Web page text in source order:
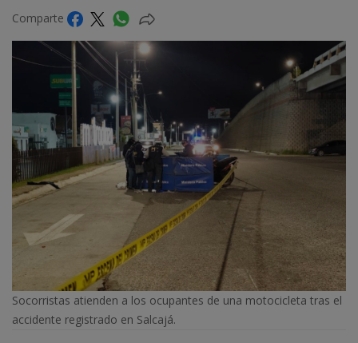
Comparte
Socorristas atienden a los ocupantes de una motocicleta tras el
accidente registrado en Salcajá.